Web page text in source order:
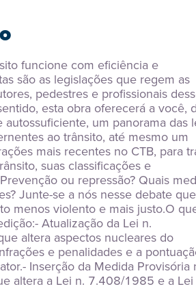
funcione com eficiência e
são as legislações que regem as
pedestres e profissionais
esta obra oferecerá a você,
autossuficiente, um panorama das
ao trânsito, até mesmo um
mais recentes no CTB, para
suas classificações e
ou repressão? Quais
Junte-se a nós nesse debate que
menos violento e mais justo.O
Atualização da Lei n.
altera aspectos nucleares do
e penalidades e a
Inserção da Medida Provisória
altera a Lei n. 7.408/1985 e a Lei